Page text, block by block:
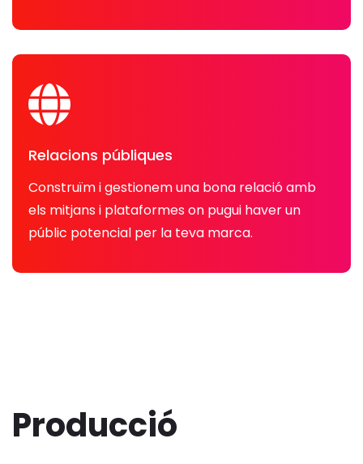
Relacions públiques
Construïm i gestionem una bona relació amb
els mitjans i plataformes on pugui haver un
públic potencial per la teva marca.
Producció